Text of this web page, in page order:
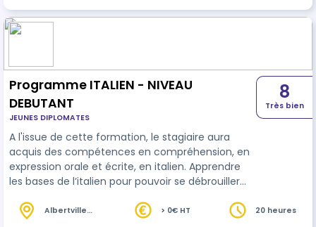
Programme ITALIEN - NIVEAU
DEBUTANT
JEUNES DIPLOMATES
A l'issue de cette formation, le stagiaire aura
acquis des compétences en compréhension, en
expression orale et écrite, en italien. Apprendre
les bases de l’italien pour pouvoir se débrouiller
utiliser les mots et expressions familières, les
8
Très bien
Albertville
> 0€ HT 20 heures